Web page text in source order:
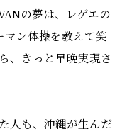
の夢は、レゲエの
ン体操を教えて笑
、きっと早晩実現さ
人も、沖縄が生んだ